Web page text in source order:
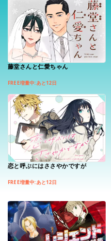
藤堂さんと仁愛ちゃん
FREE増量中:あと12日
恋と呼ぶにはささやかですが
FREE増量中:あと12日